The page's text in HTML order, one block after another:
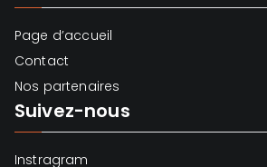
Page d’accueil
Contact
Nos partenaires
Suivez-nous
Instragram